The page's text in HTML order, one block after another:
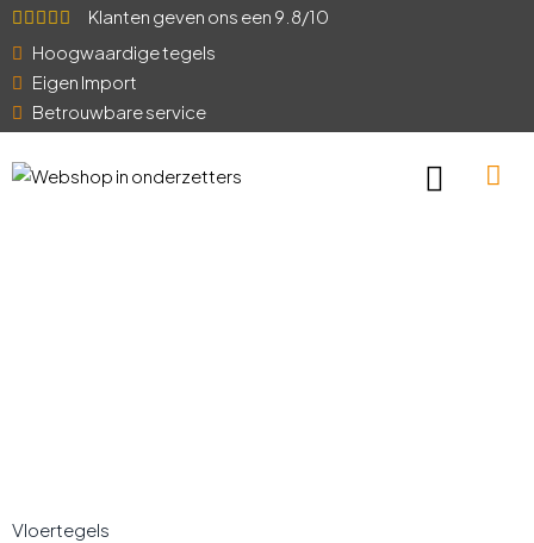
Klanten geven ons een 9.8/10
Hoogwaardige tegels
Eigen Import
Betrouwbare service
Vloertegels